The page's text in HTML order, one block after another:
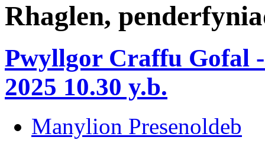
Rhaglen,
Pwyllgor Craffu Gofal
2025 10.30 y.b.
Manylion Presenoldeb